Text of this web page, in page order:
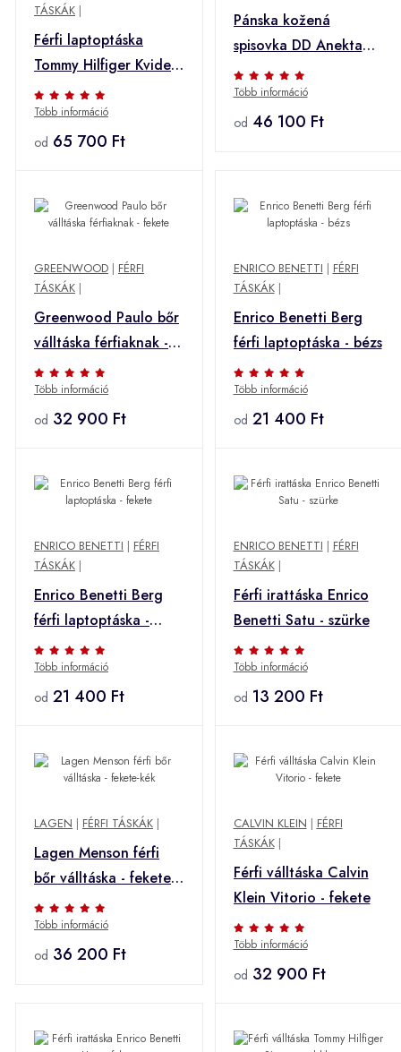
TÁSKÁK |
Férfi laptoptáska
Tommy Hilfiger Kvide -
fekete
Több információ
od 65 700 Ft
Pánska kožená
spisovka DD Anekta
Marco - tmavo hnedá
Több információ
od 46 100 Ft
GREENWOOD | FÉRFI
TÁSKÁK |
Greenwood Paulo bőr
válltáska férfiaknak -
fekete
Több információ
od 32 900 Ft
ENRICO BENETTI | FÉRFI
TÁSKÁK|
Enrico Benetti Berg
férfi laptoptáska - bézs
Több információ
od 21 400 Ft
ENRICO BENETTI | FÉRFI
TÁSKÁK |
Enrico Benetti Berg
férfi laptoptáska -
fekete
Több információ
od 21 400 Ft
ENRICO BENETTI | FÉRFI
TÁSKÁK|
Férfi irattáska Enrico
Benetti Satu - szürke
Több információ
od 13 200 Ft
LAGEN | FÉRFI TÁSKÁK |
Lagen Menson férfi
bőr válltáska - fekete-
kék
Több információ
od 36 200 Ft
CALVIN KLEIN | FÉRFI
TÁSKÁK|
Férfi válltáska Calvin
Klein Vitorio - fekete
Több információ
od 32 900 Ft